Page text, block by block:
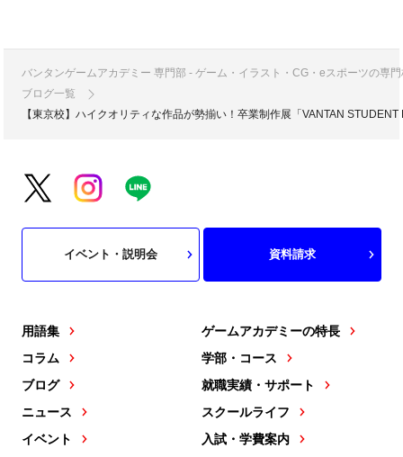
バンタンゲームアカデミー 専門部 - ゲーム・イラスト・CG・eスポーツの専
ブログ一覧
【東京校】ハイクオリティな作品が勢揃い！卒業制作展「VANTAN
用語集
コラム
ブログ
ニュース
イベント
ゲームアカデミーの特長
学部・コース
就職実績・サポート
スクールライフ
入試・学費案内
イベント・説明会 資料請求